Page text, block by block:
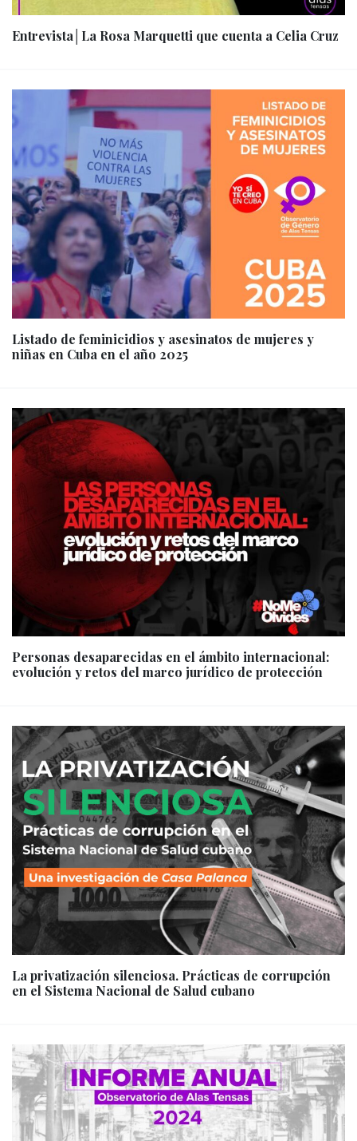
Entrevista│La Rosa Marquetti que cuenta a Celia Cruz
Listado de feminicidios y asesinatos de mujeres y
niñas en Cuba en el año 2025
Personas desaparecidas en el ámbito internacional:
evolución y retos del marco jurídico de protección
La privatización silenciosa. Prácticas de corrupción
en el Sistema Nacional de Salud cubano